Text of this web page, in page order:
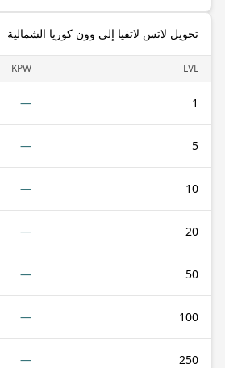
تحويل لاتس لاتفيا إلى وون كوريا الشمالية
LVL
KPW
1
—
5
—
10
—
20
—
50
—
100
—
250
—